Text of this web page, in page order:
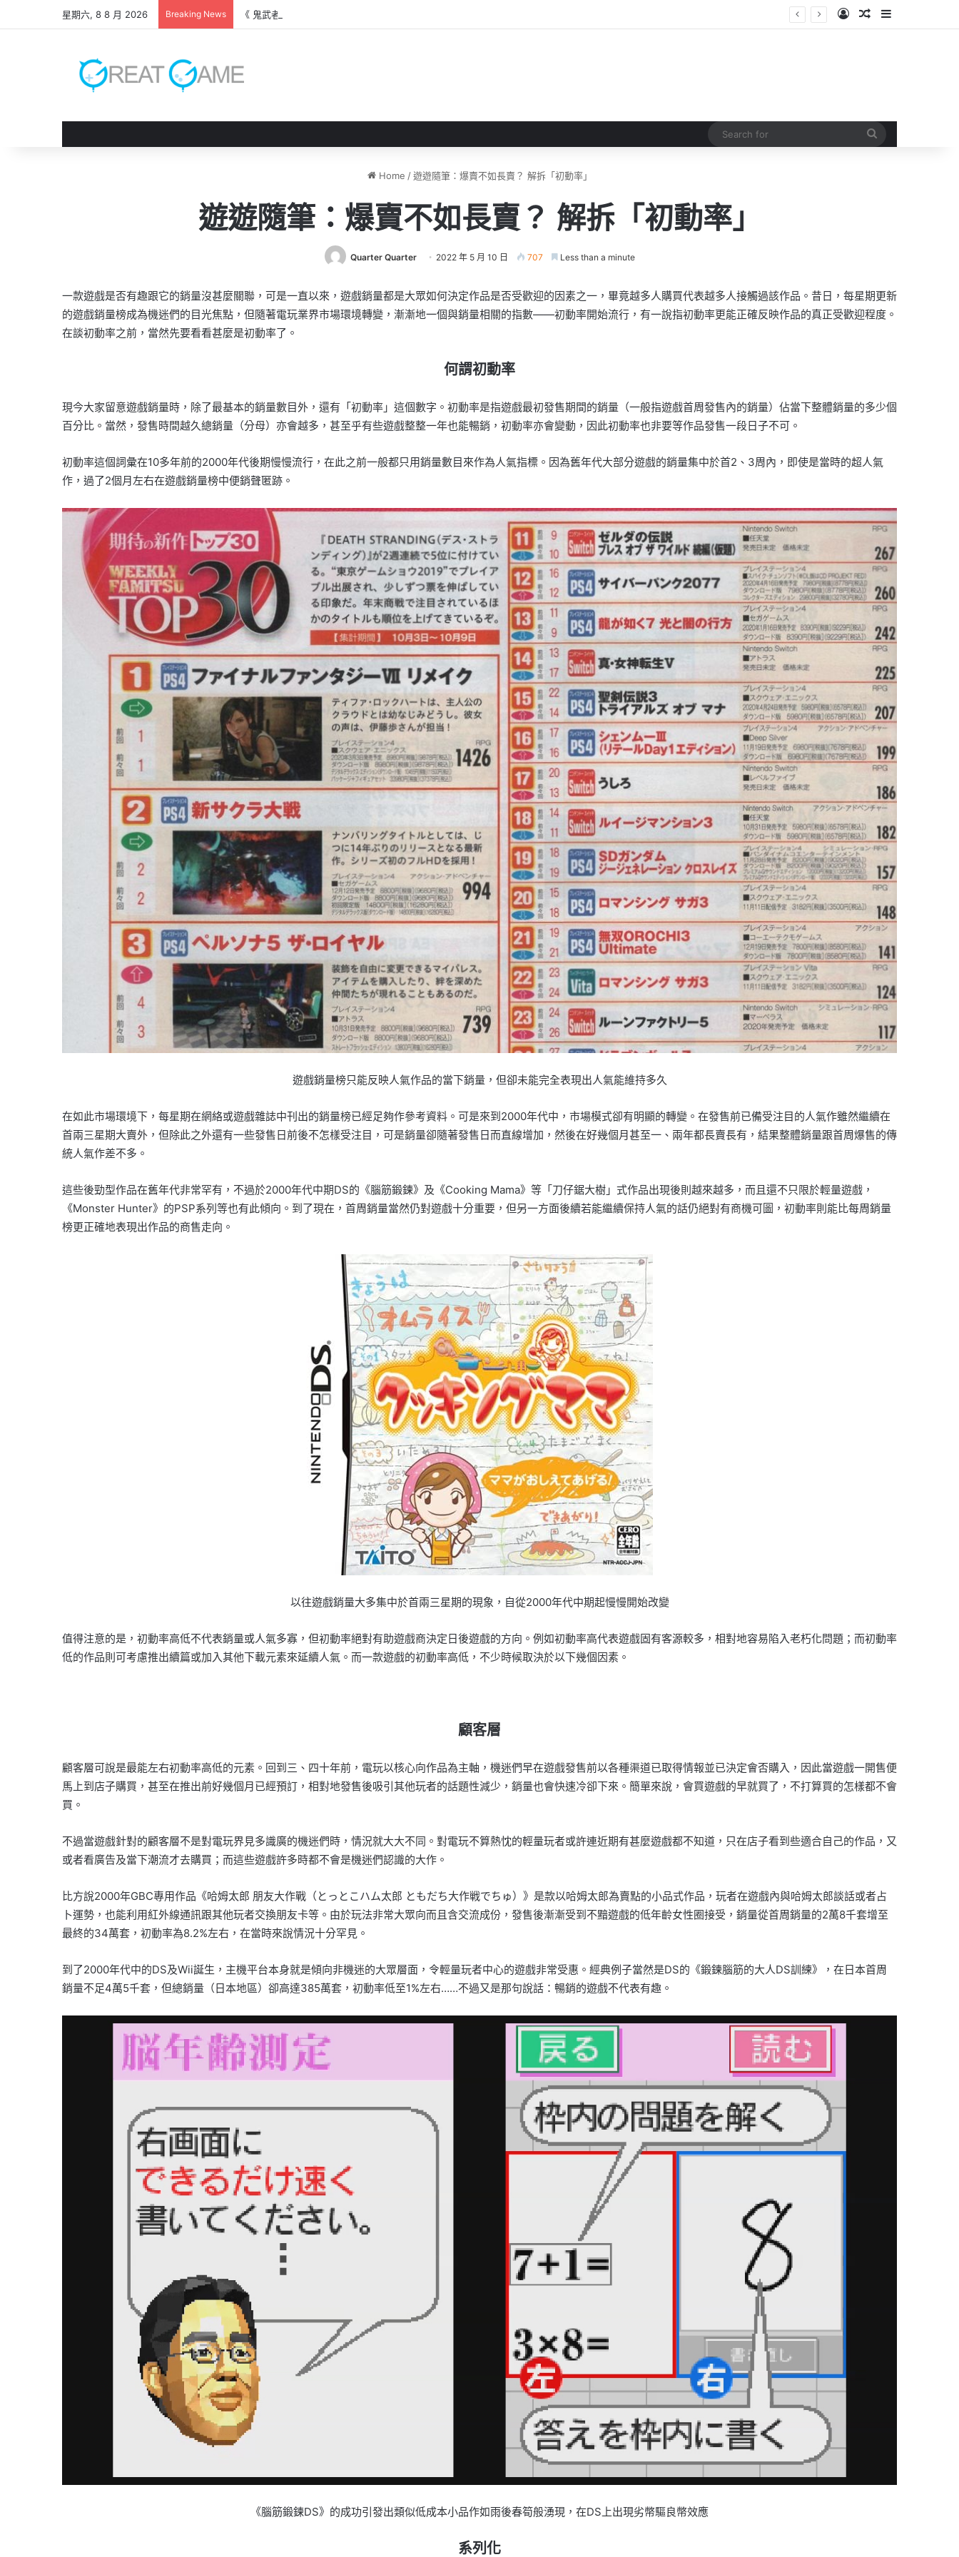
星期六, 8 8 月 2026 Breaking News 《 鬼武者 劍之道 》 實機試玩報告 源義經將是事件的起源！？ Log InRandom Article
Sidebar
Home / 遊遊隨筆：爆賣不如長賣？ 解拆「初動率」
遊遊隨筆：爆賣不如長賣？ 解拆「初動率」
Quarter Quarter 2022 年 5 月 10 日 707 Less than a minute
一款遊戲是否有趣跟它的銷量沒甚麼關聯，可是一直以來，遊戲銷量都是大眾如何決定作品是否受歡迎的因素之一，畢竟越多人購買代表越多人接觸過該作品。昔日，每星期更新
的遊戲銷量榜成為機迷們的目光焦點，但隨著電玩業界市場環境轉變，漸漸地一個與銷量相關的指數——初動率開始流行，有一說指初動率更能正確反映作品的真正受歡迎程度。
在談初動率之前，當然先要看看甚麼是初動率了。
何謂初動率
現今大家留意遊戲銷量時，除了最基本的銷量數目外，還有「初動率」這個數字。初動率是指遊戲最初發售期間的銷量（一般指遊戲首周發售內的銷量）佔當下整體銷量的多少個
百分比。當然，發售時間越久總銷量（分母）亦會越多，甚至乎有些遊戲整整一年也能暢銷，初動率亦會變動，因此初動率也非要等作品發售一段日子不可。
初動率這個詞彙在10多年前的2000年代後期慢慢流行，在此之前一般都只用銷量數目來作為人氣指標。因為舊年代大部分遊戲的銷量集中於首2、3周內，即使是當時的超人氣
作，過了2個月左右在遊戲銷量榜中便銷聲匿跡。
遊戲銷量榜只能反映人氣作品的當下銷量，但卻未能完全表現出人氣能維持多久
在如此市場環境下，每星期在網絡或遊戲雜誌中刊出的銷量榜已經足夠作參考資料。可是來到2000年代中，市場模式卻有明顯的轉變。在發售前已備受注目的人氣作雖然繼續在
首兩三星期大賣外，但除此之外還有一些發售日前後不怎樣受注目，可是銷量卻隨著發售日而直線增加，然後在好幾個月甚至一、兩年都長賣長有，結果整體銷量跟首周爆售的傳
統人氣作差不多。
這些後勁型作品在舊年代非常罕有，不過於2000年代中期DS的《腦筋鍛鍊》及《Cooking Mama》等「刀仔鋸大樹」式作品出現後則越來越多，而且還不只限於輕量遊戲，
《Monster Hunter》的PSP系列等也有此傾向。到了現在，首周銷量當然仍對遊戲十分重要，但另一方面後續若能繼續保持人氣的話仍絕對有商機可圖，初動率則能比每周銷量
榜更正確地表現出作品的商售走向。
以往遊戲銷量大多集中於首兩三星期的現象，自從2000年代中期起慢慢開始改變
值得注意的是，初動率高低不代表銷量或人氣多寡，但初動率絕對有助遊戲商決定日後遊戲的方向。例如初動率高代表遊戲固有客源較多，相對地容易陷入老朽化問題；而初動率
低的作品則可考慮推出續篇或加入其他下載元素來延續人氣。而一款遊戲的初動率高低，不少時候取決於以下幾個因素。
顧客層
顧客層可說是最能左右初動率高低的元素。回到三、四十年前，電玩以核心向作品為主軸，機迷們早在遊戲發售前以各種渠道已取得情報並已決定會否購入，因此當遊戲一開售便
馬上到店子購買，甚至在推出前好幾個月已經預訂，相對地發售後吸引其他玩者的話題性減少，銷量也會快速冷卻下來。簡單來說，會買遊戲的早就買了，不打算買的怎樣都不會
買。
不過當遊戲針對的顧客層不是對電玩界見多識廣的機迷們時，情況就大大不同。對電玩不算熱忱的輕量玩者或許連近期有甚麼遊戲都不知道，只在店子看到些適合自己的作品，又
或者看廣告及當下潮流才去購買；而這些遊戲許多時都不會是機迷們認識的大作。
比方說2000年GBC專用作品《哈姆太郎 朋友大作戰（とっとこハム太郎 ともだち大作戦でちゅ）》是款以哈姆太郎為賣點的小品式作品，玩者在遊戲內與哈姆太郎談話或者占
卜運勢，也能利用紅外線通訊跟其他玩者交換朋友卡等。由於玩法非常大眾向而且含交流成份，發售後漸漸受到不黯遊戲的低年齡女性圈接受，銷量從首周銷量的2萬8千套增至
最終的34萬套，初動率為8.2%左右，在當時來說情況十分罕見。
到了2000年代中的DS及Wii誕生，主機平台本身就是傾向非機迷的大眾層面，令輕量玩者中心的遊戲非常受惠。經典例子當然是DS的《鍛鍊腦筋的大人DS訓練》，在日本首周
銷量不足4萬5千套，但總銷量（日本地區）卻高達385萬套，初動率低至1%左右……不過又是那句說話：暢銷的遊戲不代表有趣。
《腦筋鍛鍊DS》的成功引發出類似低成本小品作如雨後春筍般湧現，在DS上出現劣幣驅良幣效應
系列化